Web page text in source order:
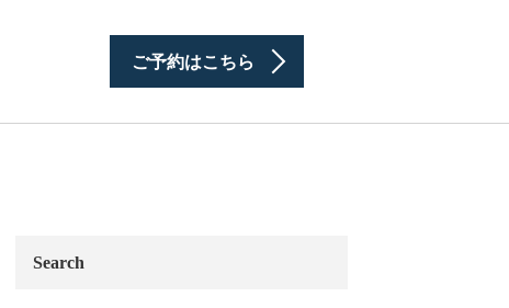
ご予約はこちら
Search